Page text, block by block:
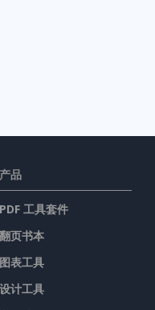
产品
PDF 工具套件
翻页书本
图表工具
设计工具